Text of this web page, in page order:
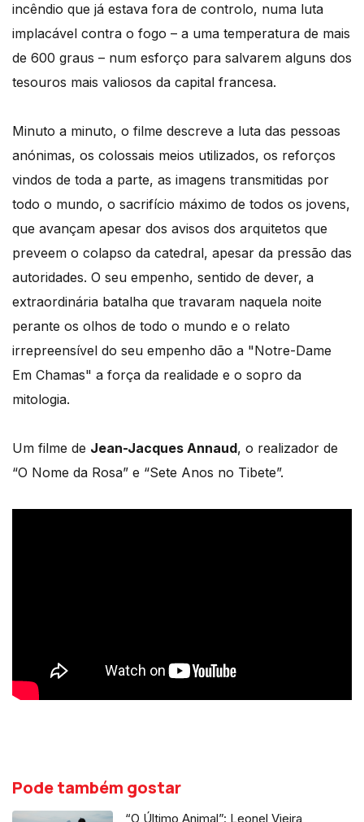
incêndio que já estava fora de controlo, numa luta
implacável contra o fogo – a uma temperatura de mais
de 600 graus – num esforço para salvarem alguns dos
tesouros mais valiosos da capital francesa.
Minuto a minuto, o filme descreve a luta das pessoas
anónimas, os colossais meios utilizados, os reforços
vindos de toda a parte, as imagens transmitidas por
todo o mundo, o sacrifício máximo de todos os jovens,
que avançam apesar dos avisos dos arquitetos que
preveem o colapso da catedral, apesar da pressão das
autoridades. O seu empenho, sentido de dever, a
extraordinária batalha que travaram naquela noite
perante os olhos de todo o mundo e o relato
irrepreensível do seu empenho dão a "Notre-Dame
Em Chamas" a força da realidade e o sopro da
mitologia.
Um filme de Jean-Jacques Annaud, o realizador de
“O Nome da Rosa” e “Sete Anos no Tibete”.
Pode também gostar
“O Último Animal”: Leonel Vieira